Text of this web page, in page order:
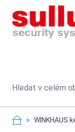
Skip to Content
Search
> WINKHAUS